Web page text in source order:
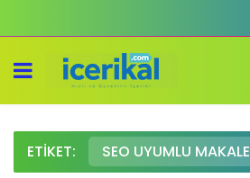
ETIKET: SEO UYUMLU MAKALE